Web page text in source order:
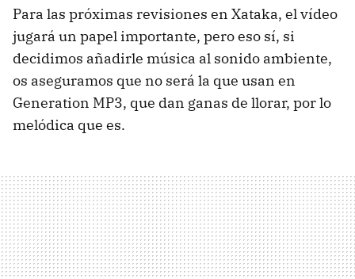
Para las próximas revisiones en Xataka, el vídeo
jugará un papel importante, pero eso sí, si
decidimos añadirle música al sonido ambiente,
os aseguramos que no será la que usan en
Generation MP3, que dan ganas de llorar, por lo
melódica que es.